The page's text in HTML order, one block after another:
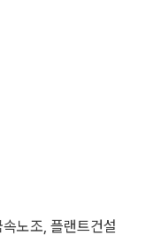
노조, 플랜트건설